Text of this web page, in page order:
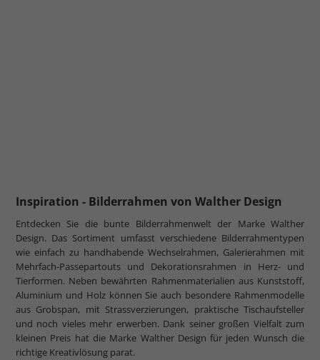
Inspiration - Bilderrahmen von Walther Design
Entdecken Sie die bunte Bilderrahmenwelt der Marke Walther
Design. Das Sortiment umfasst verschiedene Bilderrahmentypen
wie einfach zu handhabende Wechselrahmen, Galerierahmen mit
Mehrfach-Passepartouts und Dekorationsrahmen in Herz- und
Tierformen. Neben bewährten Rahmenmaterialien aus Kunststoff,
Aluminium und Holz können Sie auch besondere Rahmenmodelle
aus Grobspan, mit Strassverzierungen, praktische Tischaufsteller
und noch vieles mehr erwerben. Dank seiner großen Vielfalt zum
kleinen Preis hat die Marke Walther Design für jeden Wunsch die
richtige Kreativlösung parat.